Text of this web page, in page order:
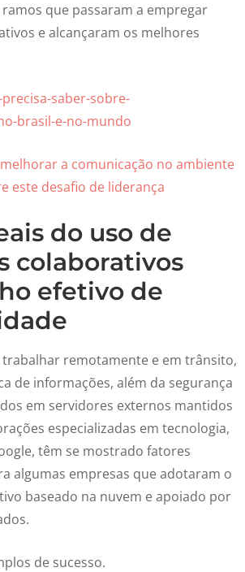
que passaram a empregar
e alcançaram os melhores
a comunicação no ambiente
este desafio de liderança
do uso de
colaborativos
efetivo de
remotamente e em trânsito,
de informações, além da segurança
em servidores externos mantidos
especializadas em tecnologia,
têm se mostrado fatores
algumas empresas que adotaram o
baseado na nuvem e apoiado por
de sucesso.